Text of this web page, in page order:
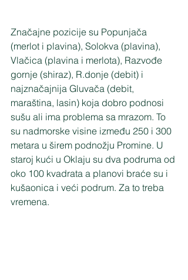
Značajne pozicije su Popunjača
(merlot i plavina), Solokva (plavina),
Vlačica (plavina i merlota), Razvođe
gornje (shiraz), R.donje (debit) i
najznačajnija Gluvača (debit,
maraština, lasin) koja dobro podnosi
sušu ali ima problema sa mrazom. To
su nadmorske visine između 250 i 300
metara u širem podnožju Promine. U
staroj kući u Oklaju su dva podruma od
oko 100 kvadrata a planovi braće su i
kušaonica i veći podrum. Za to treba
vremena.